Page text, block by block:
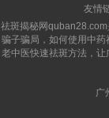
友情
祛斑揭秘网
骗子骗局，如何使用中药
老中医快速祛斑方法，
广